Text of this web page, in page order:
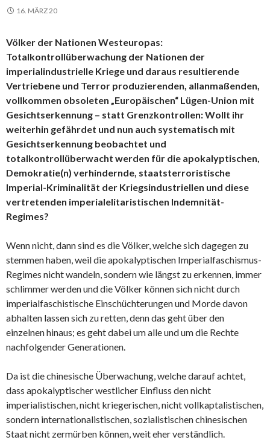
16. MÄRZ 20
Völker der Nationen Westeuropas:
Totalkontrollüberwachung der Nationen der
imperialindustrielle Kriege und daraus resultierende
Vertriebene und Terror produzierenden, allanmaßenden,
vollkommen obsoleten „Europäischen“ Lügen-Union mit
Gesichtserkennung – statt Grenzkontrollen: Wollt ihr
weiterhin gefährdet und nun auch systematisch mit
Gesichtserkennung beobachtet und
totalkontrollüberwacht werden für die apokalyptischen,
Demokratie(n) verhindernde, staatsterroristische
Imperial-Kriminalität der Kriegsindustriellen und diese
vertretenden imperialelitaristischen Indemnität-
Regimes?
Wenn nicht, dann sind es die Völker, welche sich dagegen zu
stemmen haben, weil die apokalyptischen Imperialfaschismus-
Regimes nicht wandeln, sondern wie längst zu erkennen, immer
schlimmer werden und die Völker können sich nicht durch
imperialfaschistische Einschüchterungen und Morde davon
abhalten lassen sich zu retten, denn das geht über den
einzelnen hinaus; es geht dabei um alle und um die Rechte
nachfolgender Generationen.
Da ist die chinesische Überwachung, welche darauf achtet,
dass apokalyptischer westlicher Einfluss den nicht
imperialistischen, nicht kriegerischen, nicht vollkaptalistischen,
sondern internationalistischen, sozialistischen chinesischen
Staat nicht zermürben können, weit eher verständlich.